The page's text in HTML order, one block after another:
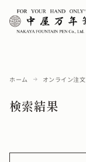
ホーム オンライン注文
検索結果